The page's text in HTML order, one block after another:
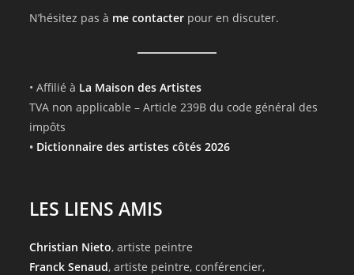
N’hésitez pas à me contacter pour en discuter.
• Affilié à La Maison des Artistes
TVA non applicable – Article 239B du code général des
impôts
• Dictionnaire des artistes côtés 2026
LES LIENS AMIS
Christian Nieto, artiste peintre
Franck Senaud, artiste peintre, conférencier,